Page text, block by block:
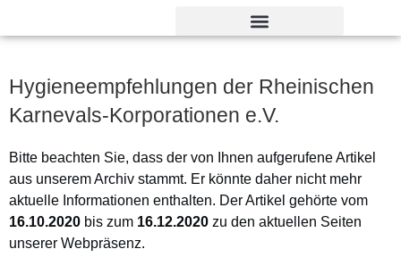
Hygieneempfehlungen der Rheinischen
Karnevals-Korporationen e.V.
Bitte beachten Sie, dass der von Ihnen aufgerufene Artikel
aus unserem Archiv stammt. Er könnte daher nicht mehr
aktuelle Informationen enthalten. Der Artikel gehörte vom
16.10.2020 bis zum 16.12.2020 zu den aktuellen Seiten
unserer Webpräsenz.